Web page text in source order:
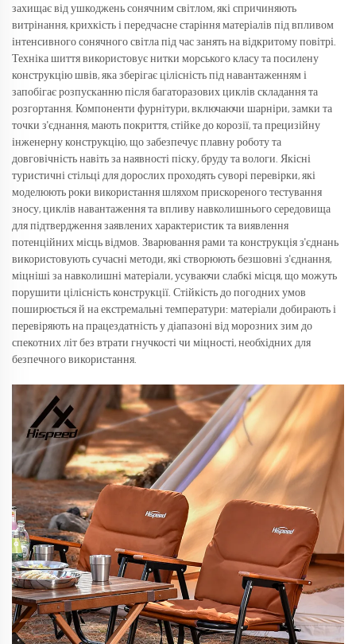
захищає від ушкоджень сонячним світлом, які спричиняють
витрінання, крихкість і передчасне старіння матеріалів під впливом
інтенсивного сонячного світла під час занять на відкритому повітрі.
Техніка шиття використовує нитки морського класу та посилену
конструкцію швів, яка зберігає цілісність під навантаженням і
запобігає розпусканню після багаторазових циклів складання та
розгортання. Компоненти фурнітури, включаючи шарніри, замки та
точки з'єднання, мають покриття, стійке до корозії, та прецизійну
інженерну конструкцію, що забезпечує плавну роботу та
довговічність навіть за наявності піску, бруду та вологи. Якісні
туристичні стільці для дорослих проходять суворі перевірки, які
моделюють роки використання шляхом прискореного тестування
зносу, циклів навантаження та впливу навколишнього середовища
для підтвердження заявлених характеристик та виявлення
потенційних місць відмов. Зварювання рами та конструкція з'єднань
використовують сучасні методи, які створюють безшовні з'єднання,
міцніші за навколишні матеріали, усуваючи слабкі місця, що можуть
порушити цілісність конструкції. Стійкість до погодних умов
поширюється й на екстремальні температури: матеріали добирають і
перевіряють на працездатність у діапазоні від морозних зим до
спекотних літ без втрати гнучкості чи міцності, необхідних для
безпечного використання.